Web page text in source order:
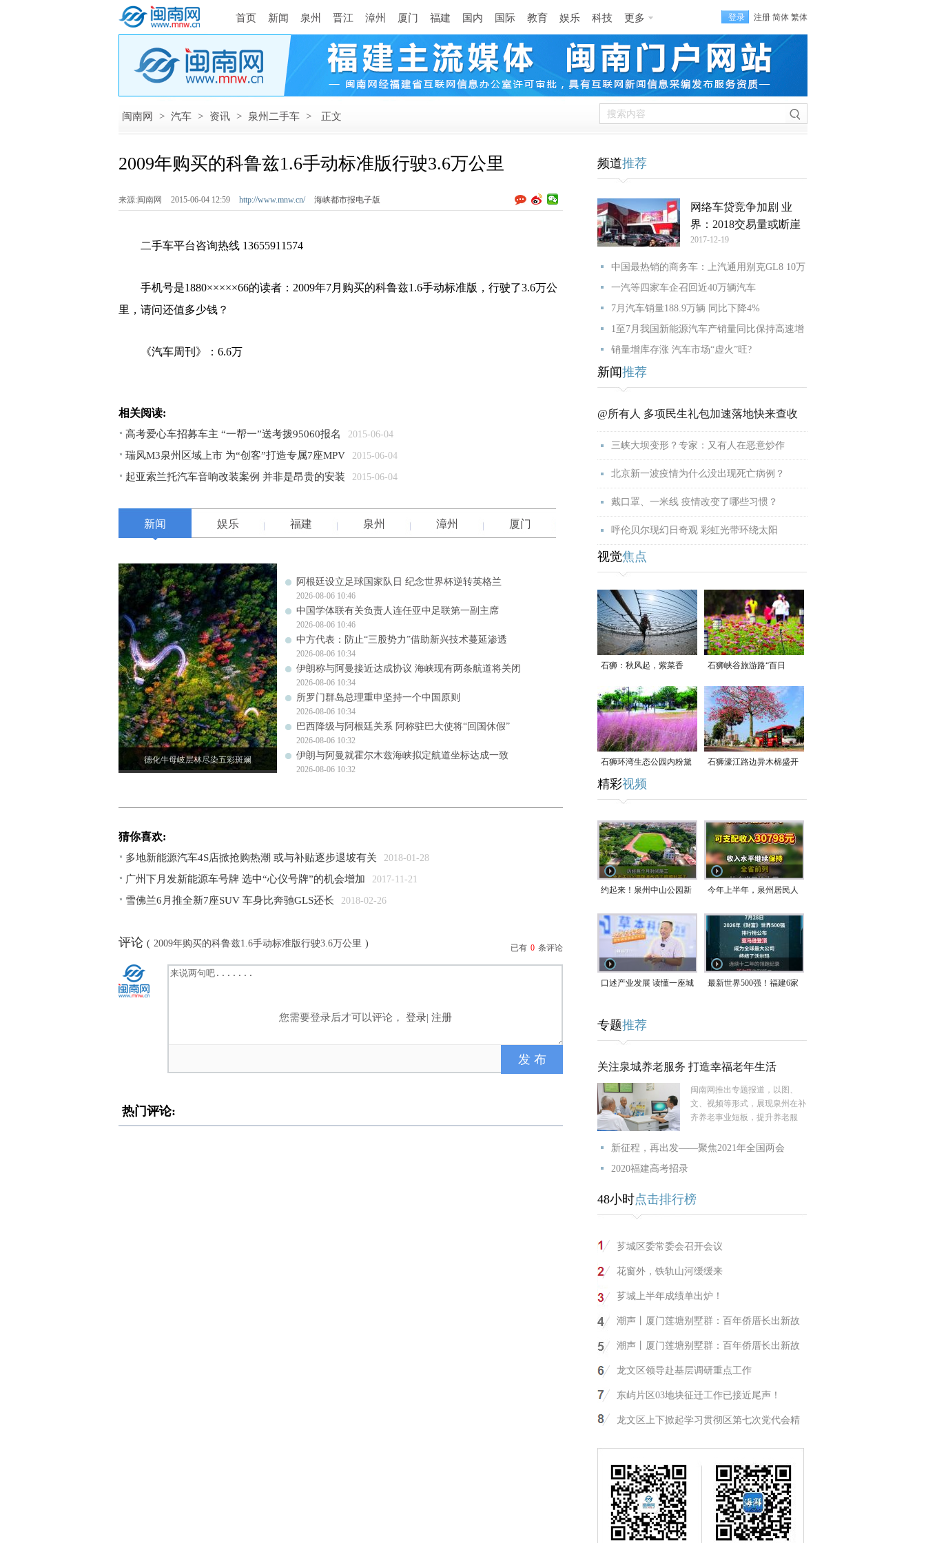
首页 新闻 泉州 晋江 漳州 厦门 福建 国内 国际 教育 娱乐 科技 更多 登录 注册 简体 繁体
闽南网 > 汽车 > 资讯 > 泉州二手车 > 正文
2009年购买的科鲁兹1.6手动标准版行驶3.6万公里
来源:闽南网 2015-06-04 12:59 http://www.mnw.cn/ 海峡都市报电子版
二手车平台咨询热线 13655911574
手机号是1880×××××66的读者：2009年7月购买的科鲁兹1.6手动标准版，行驶了3.6万公
里，请问还值多少钱？
《汽车周刊》：6.6万
相关阅读:
高考爱心车招募车主 “一帮一”送考拨95060报名 2015-06-04
瑞风M3泉州区域上市 为“创客”打造专属7座MPV 2015-06-04
起亚索兰托汽车音响改装案例 并非是昂贵的安装 2015-06-04
新闻 娱乐 福建 泉州 漳州 厦门
德化牛母岐层林尽染五彩斑斓
阿根廷设立足球国家队日 纪念世界杯逆转英格兰
2026-08-06 10:46
中国学体联有关负责人连任亚中足联第一副主席
2026-08-06 10:46
中方代表：防止“三股势力”借助新兴技术蔓延渗透
2026-08-06 10:34
伊朗称与阿曼接近达成协议 海峡现有两条航道将关闭
2026-08-06 10:34
所罗门群岛总理重申坚持一个中国原则
2026-08-06 10:34
巴西降级与阿根廷关系 阿称驻巴大使将“回国休假”
2026-08-06 10:32
伊朗与阿曼就霍尔木兹海峡拟定航道坐标达成一致
2026-08-06 10:32
猜你喜欢:
多地新能源汽车4S店掀抢购热潮 或与补贴逐步退坡有关 2018-01-28
广州下月发新能源车号牌 选中“心仪号牌”的机会增加 2017-11-21
雪佛兰6月推全新7座SUV 车身比奔驰GLS还长 2018-02-26
评论 ( 2009年购买的科鲁兹1.6手动标准版行驶3.6万公里 ) 已有 0 条评论
您需要登录后才可以评论， 登录| 注册
热门评论:
频道推荐
网络车贷竞争加剧 业
界：2018交易量或断崖
2017-12-19
中国最热销的商务车：上汽通用别克GL8 10万
一汽等四家车企召回近40万辆汽车
7月汽车销量188.9万辆 同比下降4%
1至7月我国新能源汽车产销量同比保持高速增
销量增库存涨 汽车市场“虚火”旺?
新闻推荐
@所有人 多项民生礼包加速落地快来查收
三峡大坝变形？专家：又有人在恶意炒作
北京新一波疫情为什么没出现死亡病例？
戴口罩、一米线 疫情改变了哪些习惯？
呼伦贝尔现幻日奇观 彩虹光带环绕太阳
视觉焦点
石狮：秋风起，紫菜香 石狮峡谷旅游路“百日
草”争相斗艳
石狮环湾生态公园内粉黛
乱子草盛放
石狮濠江路边异木棉盛开
精彩视频
约起来！泉州中山公园新 今年上半年，泉州居民人
口述产业发展 读懂一座城
家，率先研发草本卫生巾
最新世界500强！福建6家
专题推荐
关注泉城养老服务 打造幸福老年生活
闽南网推出专题报道，以图、
文、视频等形式，展现泉州在补
齐养老事业短板，提升养老服
新征程，再出发——聚焦2021年全国两会
2020福建高考招录
48小时点击排行榜
芗城区委常委会召开会议
花窗外，铁轨山河缓缓来
芗城上半年成绩单出炉！
潮声丨厦门莲塘别墅群：百年侨厝长出新故
潮声丨厦门莲塘别墅群：百年侨厝长出新故
龙文区领导赴基层调研重点工作
东屿片区03地块征迁工作已接近尾声！
龙文区上下掀起学习贯彻区第七次党代会精